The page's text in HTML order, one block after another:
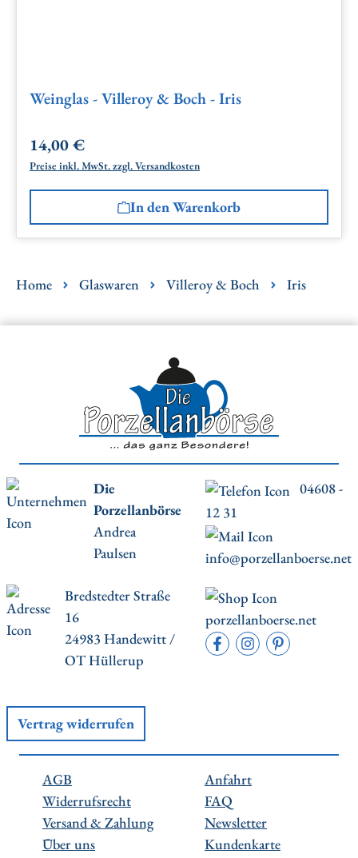
Weinglas - Villeroy & Boch - Iris
Regulärer Preis:
14,00 €
Preise inkl. MwSt. zzgl. Versandkosten
In den Warenkorb
Home Glaswaren Villeroy & Boch Iris
Die
Porzellanbörse
Andrea
Paulsen
04608 -
12 31
info@porzellanboerse.net
Bredstedter Straße
16
24983 Handewitt /
OT Hüllerup
porzellanboerse.net
Vertrag widerrufen
AGB
Widerrufsrecht
Versand & Zahlung
Über uns
Anfahrt
FAQ
Newsletter
Kundenkarte